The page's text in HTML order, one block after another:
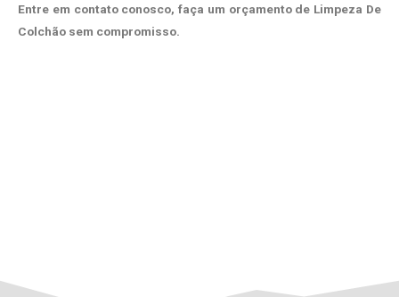
Entre em contato conosco, faça um orçamento de Limpeza De
Colchão sem compromisso.